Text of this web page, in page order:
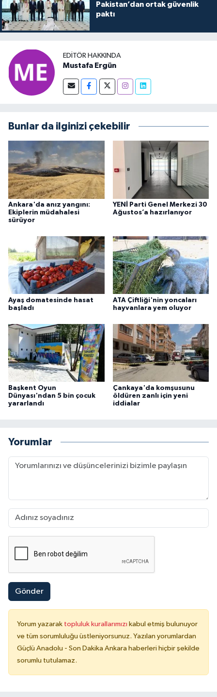
Pakistan’dan ortak güvenlik
paktı
EDITÖR HAKKINDA
Mustafa Ergün
Bunlar da ilginizi çekebilir
Ankara'da anız yangını:
Ekiplerin müdahalesi
sürüyor
YENİ Parti Genel Merkezi 30
Ağustos’a hazırlanıyor
Ayaş domatesinde hasat
başladı
ATA Çiftliği'nin yoncaları
hayvanlara yem oluyor
Başkent Oyun
Dünyası'ndan 5 bin çocuk
yararlandı
Çankaya'da komşusunu
öldüren zanlı için yeni
iddialar
Yorumlar
Gönder
Yorum yazarak topluluk kurallarımızı kabul etmiş bulunuyor
ve tüm sorumluluğu üstleniyorsunuz. Yazılan yorumlardan
Güçlü Anadolu - Son Dakika Ankara haberleri hiçbir şekilde
sorumlu tutulamaz.